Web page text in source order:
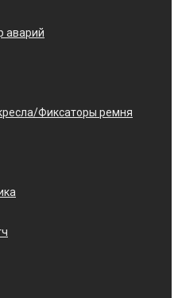
аварий
Фиксаторы ремня